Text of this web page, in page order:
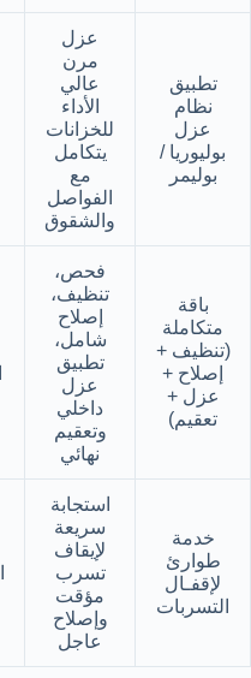
تطبيق
نظام
عزل
بوليوريا /
بوليمر
عزل
مرن
عالي
الأداء
للخزانات
يتكامل
مع
الفواصل
والشقوق
باقة
متكاملة
(تنظيف +
إصلاح +
عزل +
تعقيم)
فحص،
تنظيف،
إصلاح
شامل،
تطبيق
عزل
داخلي
وتعقيم
نهائي
خدمة
طوارئ
لإقفـال
التسربات
استجابة
سريعة
لإيقاف
تسرب
مؤقت
وإصلاح
عاجل